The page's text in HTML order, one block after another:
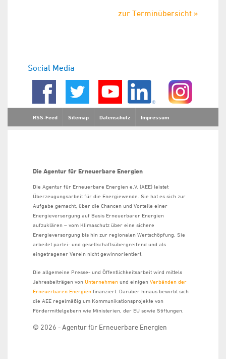
zur Terminübersicht »
Social Media
RSS-Feed Sitemap Datenschutz Impressum
Die Agentur für Erneuerbare Energien
Die Agentur für Erneuerbare Energien e.V. (AEE) leistet
Überzeugungsarbeit für die Energiewende. Sie hat es sich zur
Aufgabe gemacht, über die Chancen und Vorteile einer
Energieversorgung auf Basis Erneuerbarer Energien
aufzuklären – vom Klimaschutz über eine sichere
Energieversorgung bis hin zur regionalen Wertschöpfung. Sie
arbeitet partei- und gesellschaftsübergreifend und als
eingetragener Verein nicht gewinnorientiert.
Die allgemeine Presse- und Öffentlichkeitsarbeit wird mittels
Jahresbeiträgen von Unternehmen und einigen Verbänden der
Erneuerbaren Energien finanziert. Darüber hinaus bewirbt sich
die AEE regelmäßig um Kommunikationsprojekte von
Fördermittelgebern wie Ministerien, der EU sowie Stiftungen.
© 2026 - Agentur für Erneuerbare Energien